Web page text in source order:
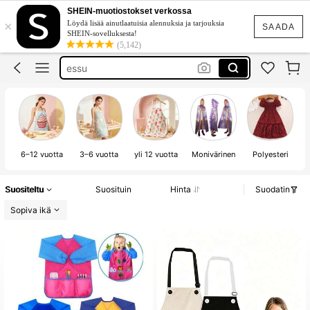
SAADA
×
SHEIN-muotiostokset verkossa
Löydä lisää ainutlaatuisia alennuksia ja tarjouksia
SHEIN-sovelluksesta!
(5,142)
demon hunters rumi
halloween costume women
essu
cosplay
malkittel
demon hunters rumi
6–12 vuotta 3–6 vuotta yli 12 vuotta Monivärinen Polyesteri
Suositeltu Suosituin Hinta
Suodatin
Sopiva ikä